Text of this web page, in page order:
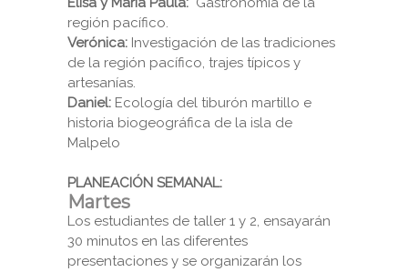
región pacífico.
Verónica: Investigación de las tradiciones
de la región pacífico, trajes típicos y
artesanías.
Daniel: Ecología del tiburón martillo e
historia biogeográfica de la isla de
Malpelo
PLANEACIÓN SEMANAL:
Martes
Los estudiantes de taller 1 y 2, ensayarán
30 minutos en las diferentes
presentaciones y se organizarán los